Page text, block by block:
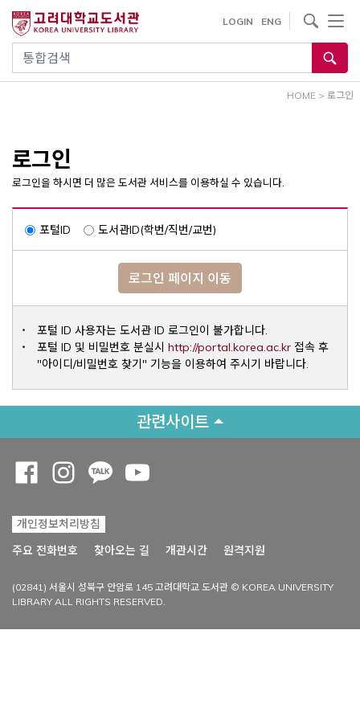
건
통합검색
LOGIN ENG
사이트내 검색
HOME > 로그인
로그인
로그인을 하시면 더 많은 도서관 서비스를 이용하실 수 있습니다.
포털ID 도서관ID(학번/직번/교번)
로그인 페이지 이동
포털 ID 사용자는 도서관 ID 로그인이 불가합니다.
포털 ID 및 비밀번호 분실시 http://portal.korea.ac.krOpens a
접속 후
"아이디/비밀번호 찾기" 기능을 이용하여 주시기 바랍니다.
관련사이트
개인정보처리방침
주요 전화번호
찾아오는 길 개관시간 원격지원
(02841) 서울시 성북구 안암로 145 고려대학교 도서관 © KOREA UNIVERSITY
LIBRARY ALL RIGHTS RESERVED.
Opens a new window
Opens a new window
Opens a new window